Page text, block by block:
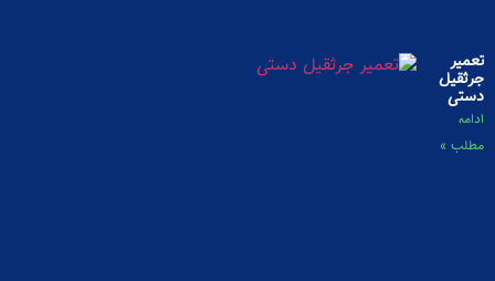
تعمیر
جرثقیل
دستی
ادامه
مطلب »